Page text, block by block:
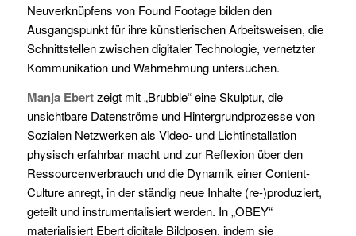
Neuverknüpfens von Found Footage bilden den
Ausgangspunkt für ihre künstlerischen Arbeitsweisen, die
Schnittstellen zwischen digitaler Technologie, vernetzter
Kommunikation und Wahrnehmung untersuchen.
Manja Ebertzeigt mit „Brubble“ eine Skulptur, die
unsichtbare Datenströme und Hintergrundprozesse von
Sozialen Netzwerken als Video- und Lichtinstallation
physisch erfahrbar macht und zur Reflexion über den
Ressourcenverbrauch und die Dynamik einer Content-
Culture anregt, in der ständig neue Inhalte (re-)produziert,
geteilt und instrumentalisiert werden. In „OBEY“
materialisiert Ebert digitale Bildposen, indem sie